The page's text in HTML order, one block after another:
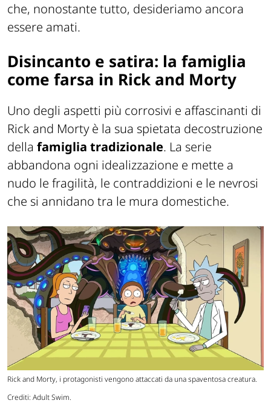
che, nonostante tutto, desideriamo ancora
essere amati.
Disincanto e satira: la famiglia
come farsa in Rick and Morty
Uno degli aspetti più corrosivi e affascinanti di
Rick and Morty è la sua spietata decostruzione
della famiglia tradizionale. La serie
abbandona ogni idealizzazione e mette a
nudo le fragilità, le contraddizioni e le nevrosi
che si annidano tra le mura domestiche.
Rick and Morty, i protagonisti vengono attaccati da una spaventosa creatura.
Crediti: Adult Swim.